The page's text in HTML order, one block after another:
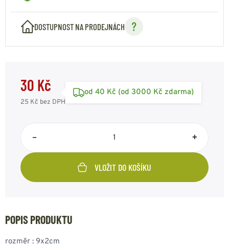
DOSTUPNOST NA PRODEJNÁCH
30 Kč
25 Kč bez DPH
od 40 Kč (od 3000 Kč zdarma)
– +
VLOŽIT DO KOŠÍKU
POPIS PRODUKTU
rozměr : 9x2cm